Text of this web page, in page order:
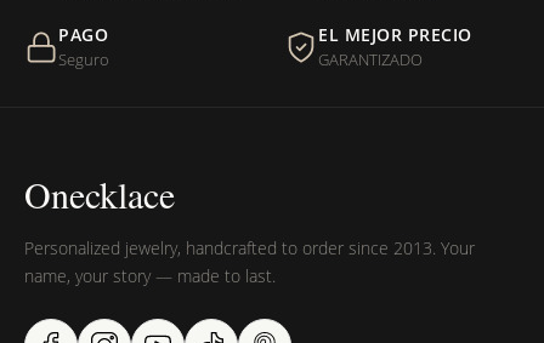
¿Sus productos son libres de níquel?
PAGO
Seguro
EL MEJOR PRECIO
GARANTIZADO
Onecklace
Personalized jewelry, handcrafted to order since 2013. Your
name, your story — made to last.